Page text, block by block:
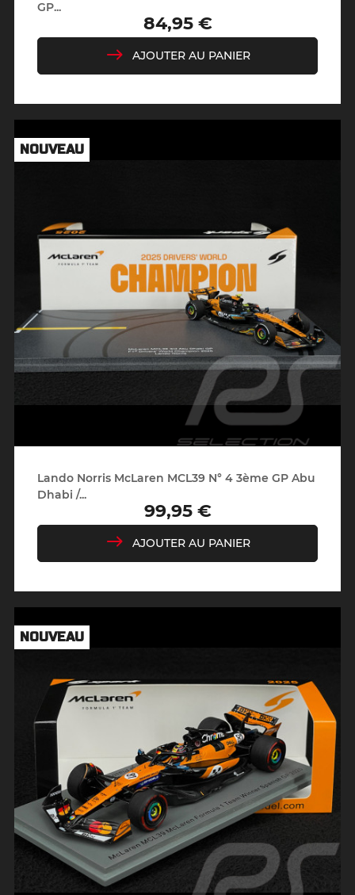
GP...
Prix
84,95 €
AJOUTER AU PANIER
Lando Norris McLaren MCL39 N° 4 3ème GP Abu
Dhabi /...
Prix
99,95 €
AJOUTER AU PANIER
NOUVEAU
NOUVEAU